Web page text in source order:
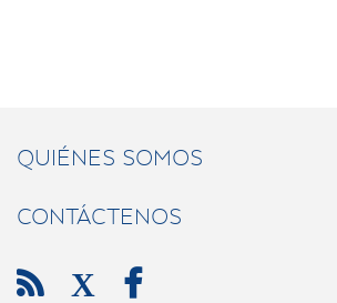
QUIÉNES SOMOS
CONTÁCTENOS
 X 